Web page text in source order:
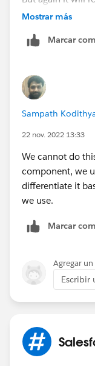
functionality
Mostrar más
Marcar
Sampath
22 nov. 2022 13:33
We cannot do
component, we
differentiate it
we use.
Marcar
Agregar
Escribir